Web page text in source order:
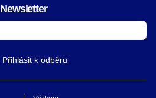
Newsletter
Přihlásit k odběru